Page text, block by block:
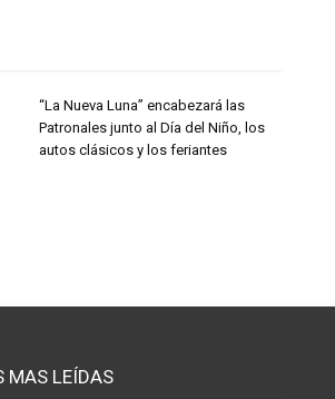
“La Nueva Luna” encabezará las
Patronales junto al Día del Niño, los
autos clásicos y los feriantes
MAS LEÍDAS